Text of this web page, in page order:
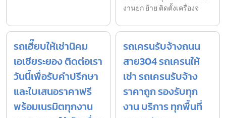
งานยก ย้าย ติดตั้งเครื่องจ
รถเฮี๊ยบให้เช่านิคม
เอเชียระยอง ติดต่อเรา
วันนี้เพื่อรับคำปรึกษา
และใบเสนอราคาฟรี
พร้อมเนรมิตทุกงาน
รถเครนรับจ้างถนน
สาย304 รถเครนให้
เช่า รถเครนรับจ้าง
ราคาถูก รองรับทุก
งาน บริการ ทุกพื้นที่